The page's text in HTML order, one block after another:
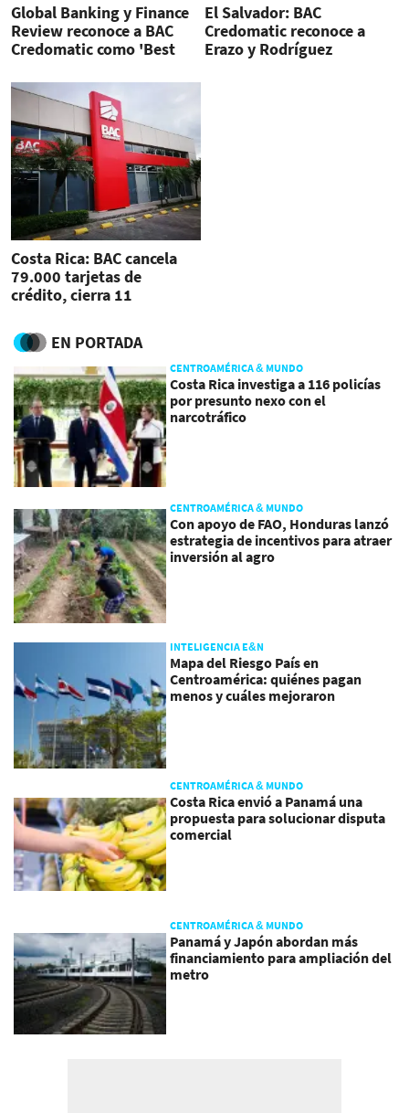
Global Banking y Finance
Review reconoce a BAC
Credomatic como 'Best
Centroamérica
El Salvador: BAC
Credomatic reconoce a
Erazo y Rodríguez
Costa Rica: BAC cancela
79.000 tarjetas de
crédito, cierra 11
personas
EN PORTADA
CENTROAMÉRICA & MUNDO
Costa Rica investiga a 116 policías
por presunto nexo con el
narcotráfico
CENTROAMÉRICA & MUNDO
Con apoyo de FAO, Honduras lanzó
estrategia de incentivos para atraer
inversión al agro
INTELIGENCIA E&N
Mapa del Riesgo País en
Centroamérica: quiénes pagan
menos y cuáles mejoraron
CENTROAMÉRICA & MUNDO
Costa Rica envió a Panamá una
propuesta para solucionar disputa
comercial
CENTROAMÉRICA & MUNDO
Panamá y Japón abordan más
financiamiento para ampliación del
metro